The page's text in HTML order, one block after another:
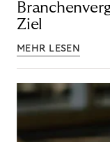
Ziel
MEHR LESEN